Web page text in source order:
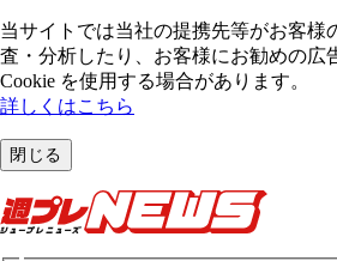
当サイトでは当社の提携先等がお客様
査・分析したり、お客様にお勧めの広
Cookie を使⽤する場合があります。
詳しくはこちら
閉じる